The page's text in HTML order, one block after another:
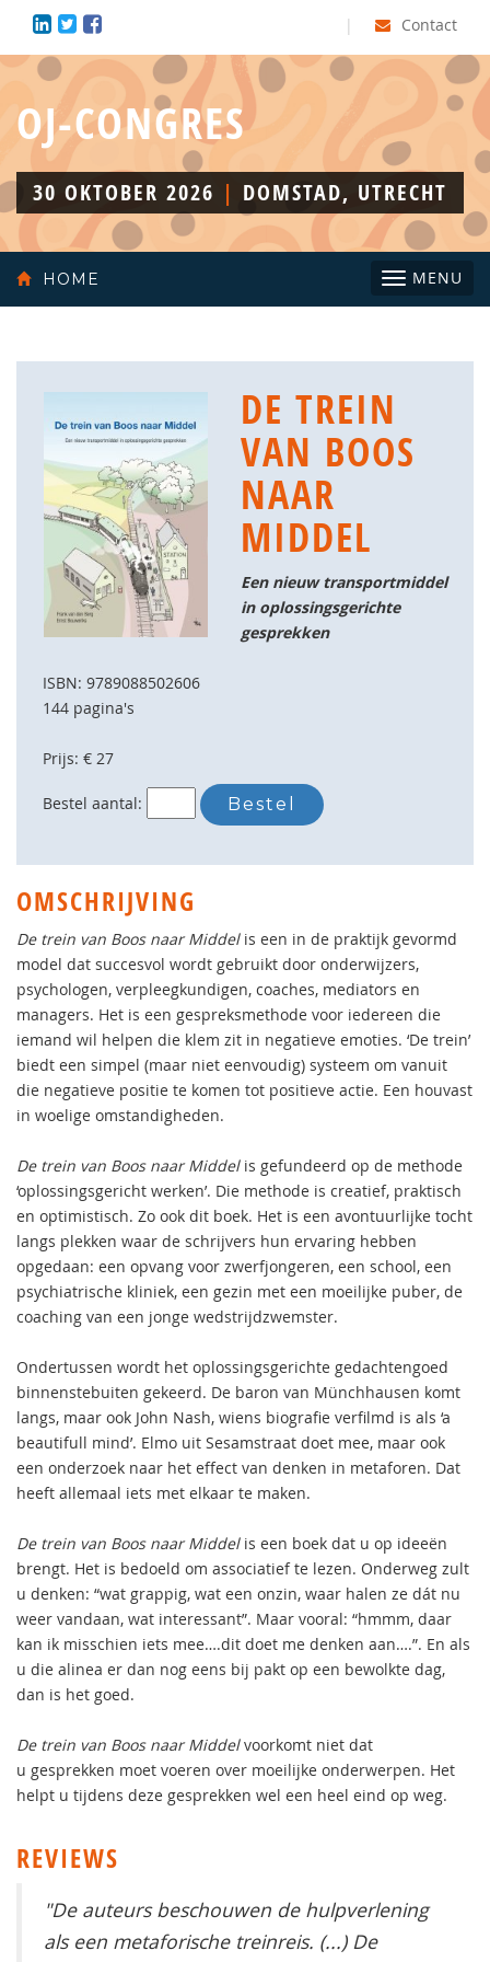
Contact
|
OJ-CONGRES
30 OKTOBER 2026 | DOMSTAD, UTRECHT
MENU
Toggle
HOME
DE TREIN
VAN BOOS
NAAR
MIDDEL
Een nieuw transportmiddel
in oplossingsgerichte
gesprekken
ISBN: 9789088502606
144 pagina's
Prijs: € 27
Bestel aantal:
OMSCHRIJVING
De trein van Boos naar Middelis een in de praktijk gevormd
model dat succesvol wordt gebruikt door onderwijzers,
psychologen, verpleegkundigen, coaches, mediators en
managers. Het is een gespreksmethode voor iedereen die
iemand wil helpen die klem zit in negatieve emoties. ‘De trein’
biedt een simpel (maar niet eenvoudig) systeem om vanuit
die negatieve positie te komen tot positieve actie. Een houvast
in woelige omstandigheden.
De trein van Boos naar Middelis gefundeerd op de methode
‘oplossingsgericht werken’. Die methode is creatief, praktisch
en optimistisch. Zo ook dit boek. Het is een avontuurlijke tocht
langs plekken waar de schrijvers hun ervaring hebben
opgedaan: een opvang voor zwerfjongeren, een school, een
psychiatrische kliniek, een gezin met een moeilijke puber, de
coaching van een jonge wedstrijdzwemster.
Ondertussen wordt het oplossingsgerichte gedachtengoed
binnenstebuiten gekeerd. De baron van Münchhausen komt
langs, maar ook John Nash, wiens biografie verfilmd is als ‘a
beautifull mind’. Elmo uit Sesamstraat doet mee, maar ook
een onderzoek naar het effect van denken in metaforen. Dat
heeft allemaal iets met elkaar te maken.
De trein van Boos naar Middelis een boek dat u op ideeën
brengt. Het is bedoeld om associatief te lezen. Onderweg zult
u denken: “wat grappig, wat een onzin, waar halen ze dát nu
weer vandaan, wat interessant”. Maar vooral: “hmmm, daar
kan ik misschien iets mee….dit doet me denken aan….”. En als
u die alinea er dan nog eens bij pakt op een bewolkte dag,
dan is het goed.
De trein van Boos naar Middelvoorkomt niet dat
u gesprekken moet voeren over moeilijke onderwerpen. Het
helpt u tijdens deze gesprekken wel een heel eind op weg.
REVIEWS
"De auteurs beschouwen de hulpverlening
als een metaforische treinreis. (...) De